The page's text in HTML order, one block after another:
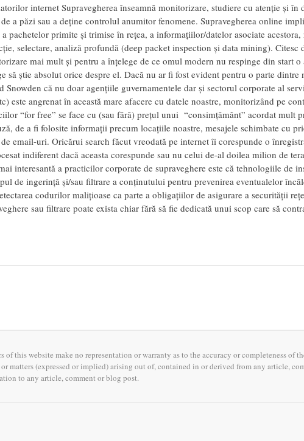
internet Supravegherea înseamnă monitorizare, studiere cu atenție și în
a păzi sau a deține controlul anumitor fenomene. Supravegherea online
pachetelor primite și trimise în rețea, a informațiilor/datelor asociate
selectare, analiză profundă (deep packet inspection și data mining). Citesc
mai mult și pentru a înțelege de ce omul modern nu respinge din start o
să știe absolut orice despre el. Dacă nu ar fi fost evident pentru o parte
Snowden că nu doar agențiile guvernamentele dar și sectorul corporate al
este angrenat în această mare afacere cu datele noastre, monitorizând pe
“for free” se face cu (sau fără) prețul unui “consimțământ” acordat mult
de a fi folosite informații precum locațiile noastre, mesajele schimbate cu
email-uri. Oricărui search făcut vreodată pe internet îi corespunde o
indiferent dacă aceasta corespunde sau nu celui de-al doilea milion de
interesantă a practicilor corporate de supraveghere este că tehnologiile de
de ingerință și/sau filtrare a conținutului pentru prevenirea eventualelor
codurilor malițioase ca parte a obligațiilor de asigurare a securității
sau filtrare poate exista chiar fără să fie dedicată unui scop care să
of this website make no representation or warranty as to the accuracy or completeness
matters (expressed or implied) arising out of, contained in or derived from any article,
to any article, comment or blog post.